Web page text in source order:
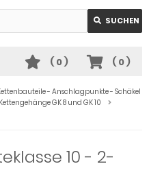
SUCHEN
( 0)
( 0)
- Anschlagpunkte - Schäkel
GK 8 und GK 10
10 - 2-